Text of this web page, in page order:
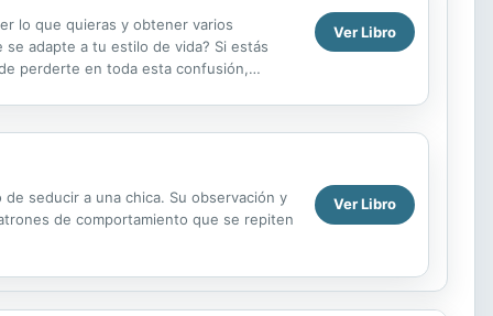
lo que quieras y obtener varios
adapte a tu estilo de vida? Si estás
perderte en toda esta confusión,
Ver Libro
seducir a una chica. Su observación y
de comportamiento que se repiten
Ver Libro